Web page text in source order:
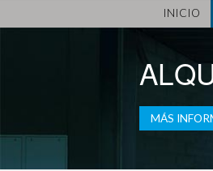
INICIO
MÁS